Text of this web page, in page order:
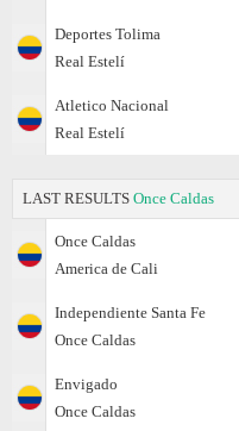
Deportes Tolima
Real Estelí
Atletico Nacional
Real Estelí
LAST RESULTS Once Caldas
Once Caldas
America de Cali
Independiente Santa Fe
Once Caldas
Envigado
Once Caldas